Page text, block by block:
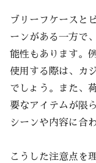
ブリーフケースと
ーンがある一方で
能性もあります。
使用する際は、カ
でしょう。また、
要なアイテムが限
シーンや内容に合
こうした注意点を